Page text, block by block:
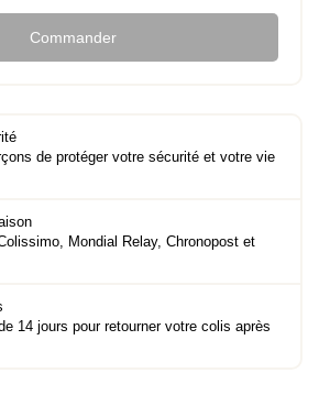
Commander
de protéger votre sécurité et votre vie
Mondial Relay, Chronopost et
14 jours pour retourner votre colis après